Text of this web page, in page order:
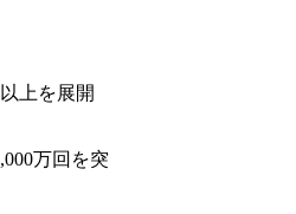
上を展開
万回を突